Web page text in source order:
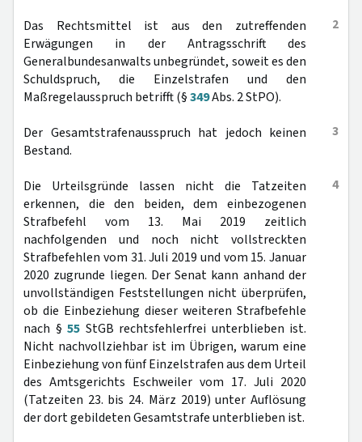
2
Das Rechtsmittel ist aus den zutreffenden
Erwägungen in der Antragsschrift des
Generalbundesanwalts unbegründet, soweit es den
Schuldspruch, die Einzelstrafen und den
Maßregelausspruch betrifft (§349Abs. 2 StPO).
3
Der Gesamtstrafenausspruch hat jedoch keinen
Bestand.
4
Die Urteilsgründe lassen nicht die Tatzeiten
erkennen, die den beiden, dem einbezogenen
Strafbefehl vom 13. Mai 2019 zeitlich
nachfolgenden und noch nicht vollstreckten
Strafbefehlen vom 31. Juli 2019 und vom 15. Januar
2020 zugrunde liegen. Der Senat kann anhand der
unvollständigen Feststellungen nicht überprüfen,
ob die Einbeziehung dieser weiteren Strafbefehle
nach § 55 StGB rechtsfehlerfrei unterblieben ist.
Nicht nachvollziehbar ist im Übrigen, warum eine
Einbeziehung von fünf Einzelstrafen aus dem Urteil
des Amtsgerichts Eschweiler vom 17. Juli 2020
(Tatzeiten 23. bis 24. März 2019) unter Auflösung
der dort gebildeten Gesamtstrafe unterblieben ist.